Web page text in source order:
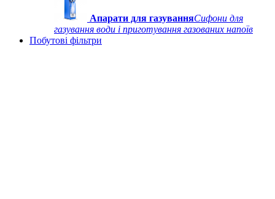
Апарати для газуванняСифони для
газування води і приготування газованих напоїв
Побутові фільтри